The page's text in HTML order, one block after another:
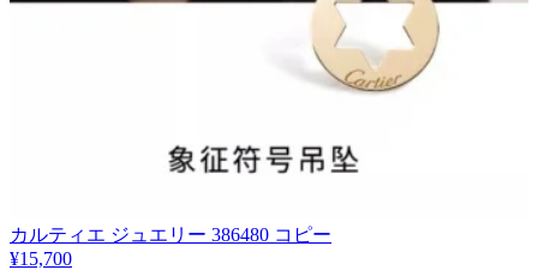
カルティエ ジュエリー 386480 コピー
¥15,700